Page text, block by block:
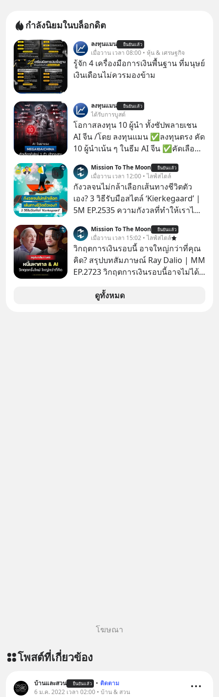
กำลังนิยมในบล็อกดิต
ลงทุนแมน ยืนยันแล้ว
เมื่อวาน เวลา 08:00 • หุ้น & เศรษฐกิจ
รู้จัก 4 เครื่องมือการเงินพื้นฐาน ที่มนุษย์
เงินเดือนไม่ควรมองข้าม
ลงทุนแมน ยืนยันแล้ว
ได้รับการบูสต์
โอกาสลงทุน 10 ผู้นำ ทั้งซัปพลายเชน
AI จีน /โดย ลงทุนแมน ✅ลงทุนตรง คัด
10 ผู้นำเน้น ๆ ในธีม AI จีน ✅คัดเลือก
เจ้าของผู้นำ AI จีน ตั้งแต่โรงงานผลิตชิป
หน่วยความจำ โมเดล AI ยันหุ่นยนต์
✅ได้การรับยกเว้นภาษี Capital Gain
ตามกฎหมายภาษีของประเทศไทย
Mission To The Moon ยืนยันแล้ว
เมื่อวาน เวลา 12:00 • ไลฟ์สไตล์
กังวลจนไม่กล้าเลือกเส้นทางชีวิตตัว
เอง? 3 วิธีรับมือสไตล์ ‘Kierkegaard’ |
5M EP.2535 ความกังวลที่ทำให้เราไม่
เรื่องใหญ่ หรือแม้แต่เรื่องสำคัญของ
ชีวิตเกิดจากการที่เรามี ‘อิสรภาพ’ และมี
ทางเลือกมากมาย ซึ่งเมื่อเทียบกับสัตว์
แล้วก็จะเห็นความแตกต่างได้ชัดว่าเรา
มากแค่ไหน แต่อิสรภาพ อำนาจ หรือ
การได้มีสิทธิเลือกนี้กลับสร้างความ
Mission To The Moon ยืนยันแล้ว
เมื่อวาน เวลา 15:02 • ไลฟ์สไตล์
วิกฤตการเงินรอบนี้ อาจใหญ่กว่าที่คุณ
คิด? สรุปบทสัมภาษณ์ Ray Dalio | MM
EP.2723 วิกฤตการเงินรอบนี้อาจไม่ได้
Dalio ชายผู้เคยทำนายวิกฤตเศรษฐกิจ
ดูทั้งหมด
โฆษณา
โพสต์ที่เกี่ยวข้อง
บ้านและสวน ยืนยันแล้ว • ติดตาม
6 ม.ค. 2022 เวลา 02:00 • บ้าน & สวน